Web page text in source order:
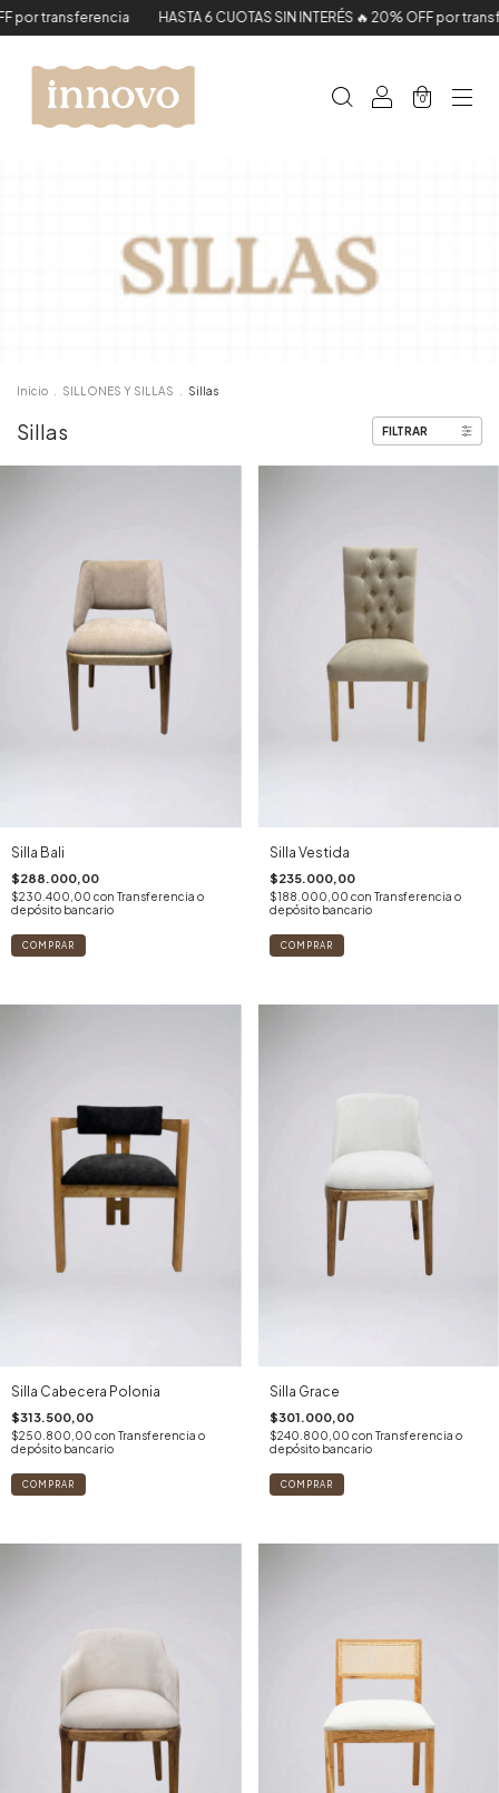
HASTA 6 CUOTAS SIN INTERÉS 🔥 20% OFF por transferencia
0
Inicio SILLONES Y SILLAS Sillas
Sillas FILTRAR
Silla Bali
$288.000,00
$230.400,00 con Transferencia o
depósito bancario
Silla Vestida
$235.000,00
$188.000,00 con Transferencia o
depósito bancario
Silla Cabecera Polonia
$313.500,00
$250.800,00 con Transferencia o
depósito bancario
Silla Grace
$301.000,00
$240.800,00 con Transferencia o
depósito bancario